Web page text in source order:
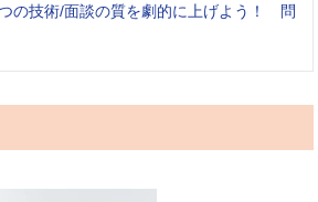
の技術/面談の質を劇的に上げよう！ 問